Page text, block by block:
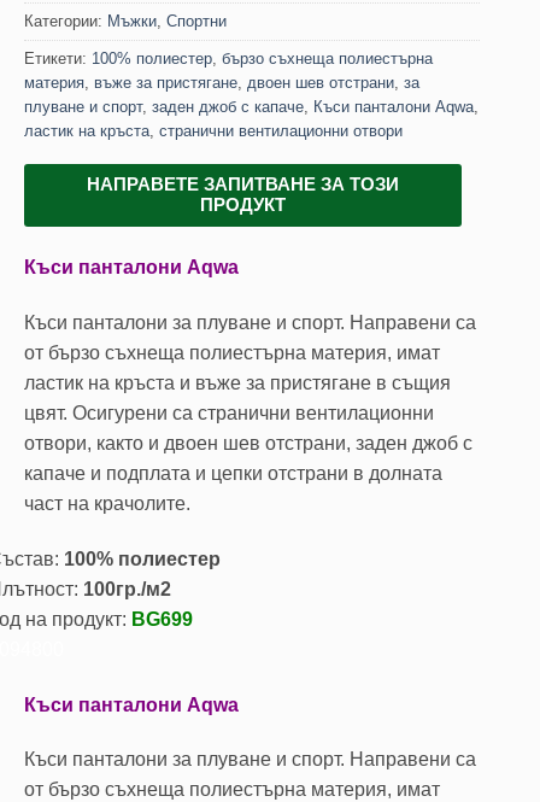
Категории: Мъжки Спортни
Етикети: 100% полиестер бързо съхнеща полиестърна
материя въже за пристягане двоен шев отстрани за
плуване и спорт, заден джоб с капаче Къси панталони Aqwa
ластик на кръста странични вентилационни отвори
НАПРАВЕТЕ ЗАПИТВАНЕ ЗА ТОЗИ
ПРОДУКТ
Къси панталони Aqwa
Къси панталони за плуване и спорт. Направени са
от бързо съхнеща полиестърна материя, имат
ластик на кръста и въже за пристягане в същия
цвят. Осигурени са странични вентилационни
отвори, както и двоен шев отстрани, заден джоб с
капаче и подплата и цепки отстрани в долната
част на крачолите.
100% полиестер
100гр./м2
на продукт: BG699
Къси панталони Aqwa
Къси панталони за плуване и спорт. Направени са
от бързо съхнеща полиестърна материя, имат